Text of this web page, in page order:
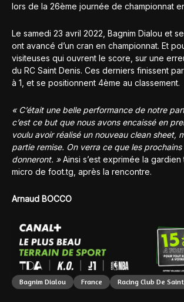
lors de la 26ème journée de championnat
Le samedi 23 avril 2022, Bagnim Dialou et
ont avancé d’un cran en championnat. Et
visiteuses qui ouvrent le score, sur une
du RC Saint Denis. Ces derniers finissent
à 1, et se positionnent 4ème au classement.
« C’était une belle performance de notre
c’est ce but que nous avons encaissé en
voulu avoir réalisé un nouveau clean sheet,
partie remise. On verra ce que les
donneront. »Ainsi s’est exprimée la gardien
micro de foot.tg, après la rencontre.
Arnaud BOCCO
Bagnim Dialou France Racing Club De